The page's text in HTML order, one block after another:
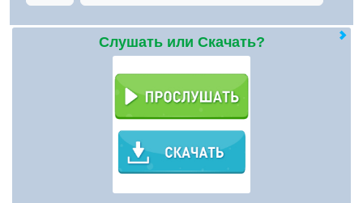
Слушать или Скачать?